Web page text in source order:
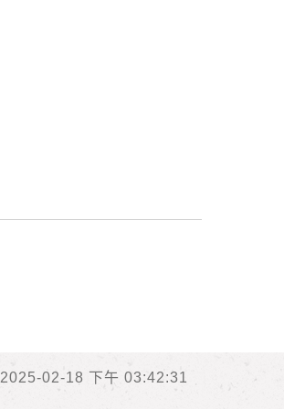
2025-02-18 下午 03:42:31